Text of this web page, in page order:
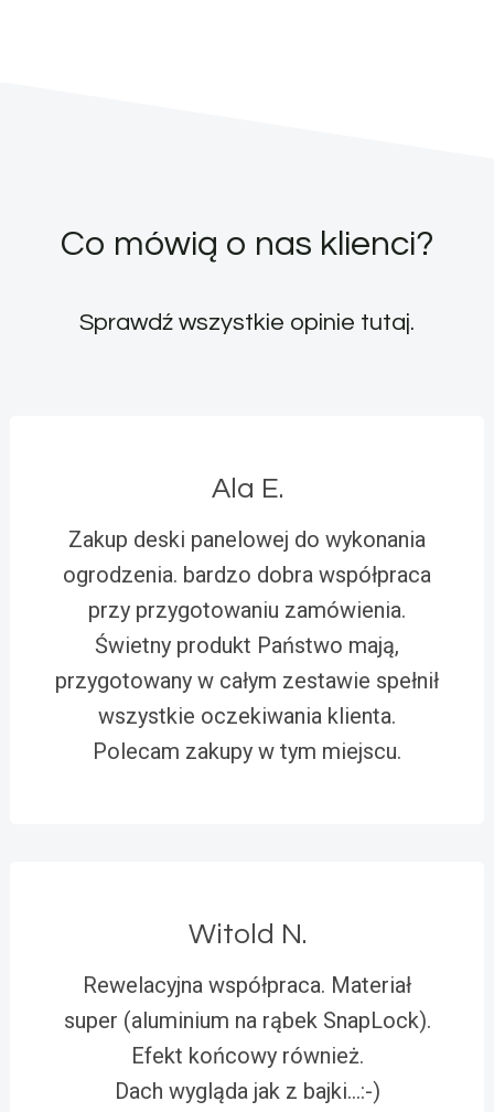
Co mówią o nas klienci?
Sprawdź wszystkie opinie tutaj.
Ala E.
Zakup deski panelowej do wykonania
ogrodzenia. bardzo dobra współpraca
przy przygotowaniu zamówienia.
Świetny produkt Państwo mają,
przygotowany w całym zestawie spełnił
wszystkie oczekiwania klienta.
Polecam zakupy w tym miejscu.
Witold N.
Rewelacyjna współpraca. Materiał
super (aluminium na rąbek SnapLock).
Efekt końcowy również.
Dach wygląda jak z bajki…:-)